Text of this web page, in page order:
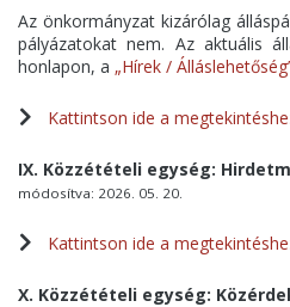
Az önkormányzat kizárólag
pályázatokat nem. Az aktuális
honlapon, a „Hírek /
Kattintson ide a
IX. Közzétételi egység:
módosítva: 2026. 05. 20.
Kattintson ide a
X. Közzétételi egység: